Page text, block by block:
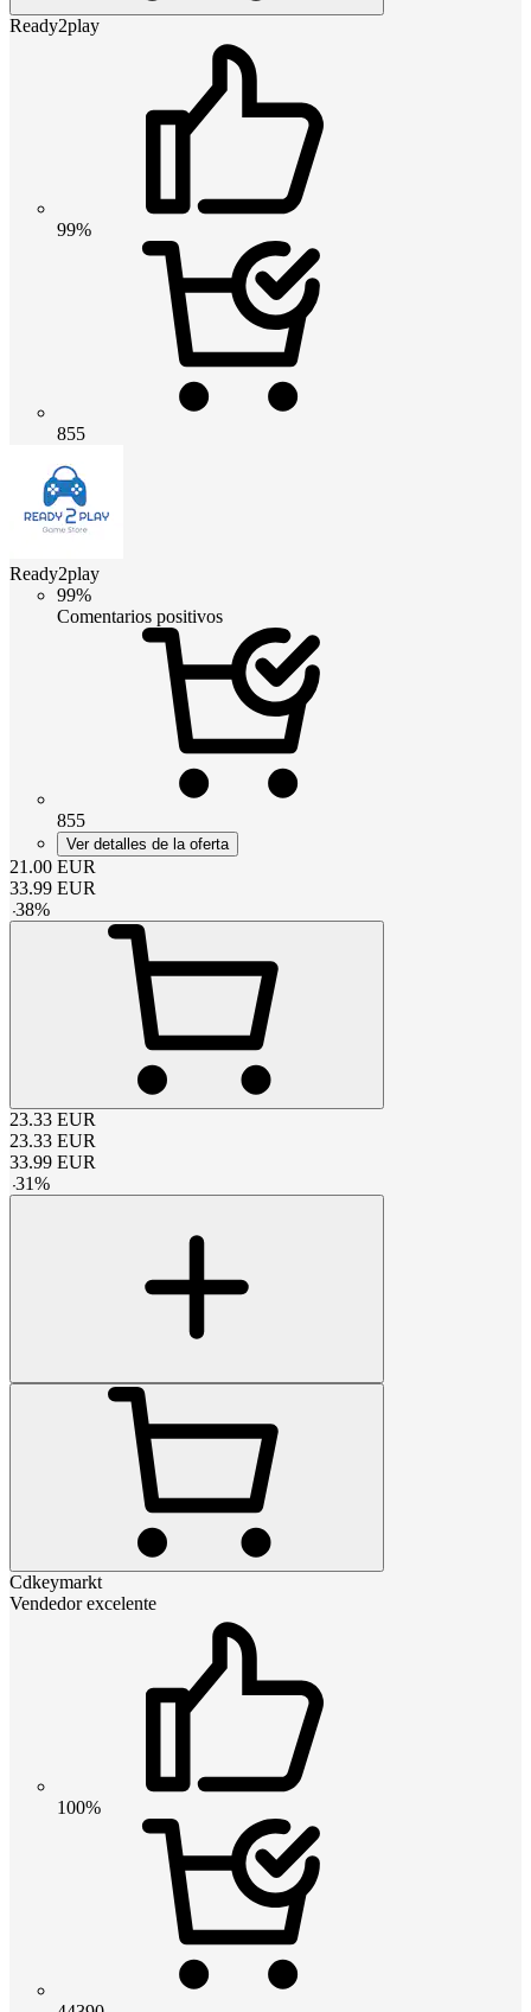
Ready2play
99%
855
Ready2play
99%
Comentarios positivos
855
Ver detalles de la oferta
21.00 EUR
33.99 EUR
-38%
23.33 EUR
23.33 EUR
33.99 EUR
-31%
Cdkeymarkt
Vendedor excelente
100%